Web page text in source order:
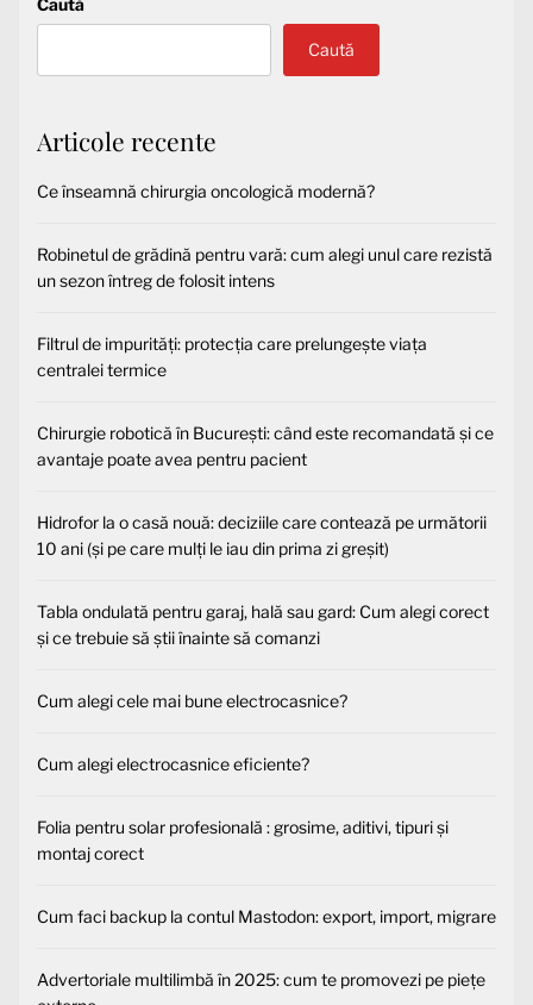
Caută
Caută
Articole recente
Ce înseamnă chirurgia oncologică modernă?
Robinetul de grădină pentru vară: cum alegi unul care rezistă
un sezon întreg de folosit intens
Filtrul de impurități: protecția care prelungește viața
centralei termice
Chirurgie robotică în București: când este recomandată și ce
avantaje poate avea pentru pacient
Hidrofor la o casă nouă: deciziile care contează pe următorii
10 ani (și pe care mulți le iau din prima zi greșit)
Tabla ondulată pentru garaj, hală sau gard: Cum alegi corect
și ce trebuie să știi înainte să comanzi
Cum alegi cele mai bune electrocasnice?
Cum alegi electrocasnice eficiente?
Folia pentru solar profesională : grosime, aditivi, tipuri și
montaj corect
Cum faci backup la contul Mastodon: export, import, migrare
Advertoriale multilimbă în 2025: cum te promovezi pe piețe